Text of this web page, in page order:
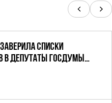
СПИСКИ
В ДЕПУТАТЫ ГОСДУМЫ